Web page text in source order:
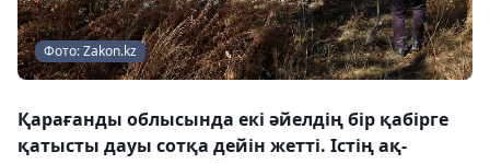
Фото: Zakon.kz
Қарағанды облысында екі әйелдің бір қабірге
қатысты дауы сотқа дейін жетті. Істің ақ-